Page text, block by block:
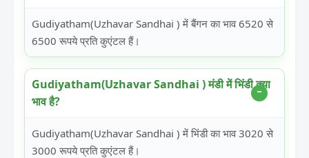
Gudiyatham(Uzhavar Sandhai ) में बैंगन का भाव 6520 से
6500 रूपये प्रति कुएंटल हैं।
Gudiyatham(Uzhavar Sandhai ) मंडी में भिंडी क्या
भाव है?
Gudiyatham(Uzhavar Sandhai ) में भिंडी का भाव 3020 से
3000 रूपये प्रति कुएंटल हैं।